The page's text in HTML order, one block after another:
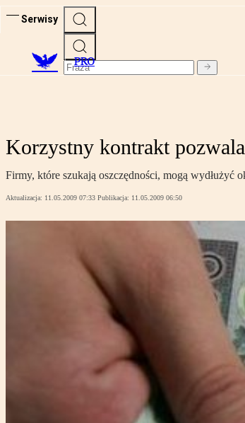
Serwisy
PRO
Korzystny kontrakt
Firmy, które szukają oszczędności, mogą
Aktualizacja: 11.05.2009 07:33 Publikacja: 11.05.2009 06:50